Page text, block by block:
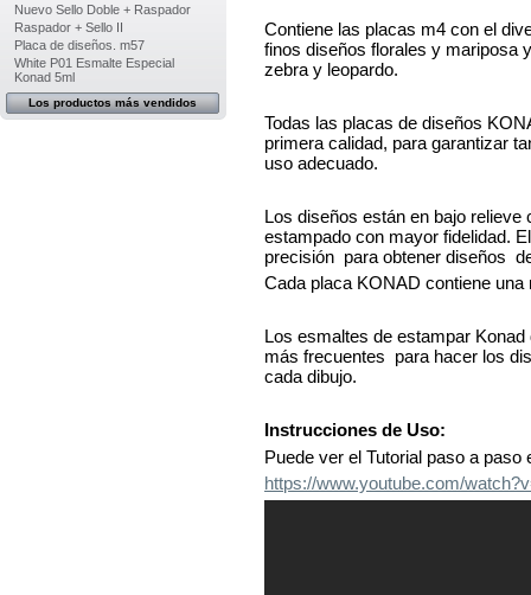
Nuevo Sello Doble + Raspador
Raspador + Sello II
Placa de diseños. m57
White P01 Esmalte Especial
Konad 5ml
Los productos más vendidos
Contiene las placas m4 con el
finos diseños florales y mariposa
zebra y leopardo.
Todas las placas de diseños
primera calidad, para garantizar
uso adecuado.
Los diseños están en bajo relieve
estampado con mayor fidelidad.
precisión para obtener diseños
Cada placa KONAD contiene una
Los esmaltes de estampar
más frecuentes para hacer los
cada dibujo.
Instrucciones de Uso:
Puede ver el Tutorial paso a paso
https://www.youtube.com/